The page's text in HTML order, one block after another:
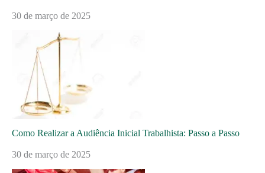
30 de março de 2025
Como Realizar a Audiência Inicial Trabalhista: Passo a Passo
30 de março de 2025